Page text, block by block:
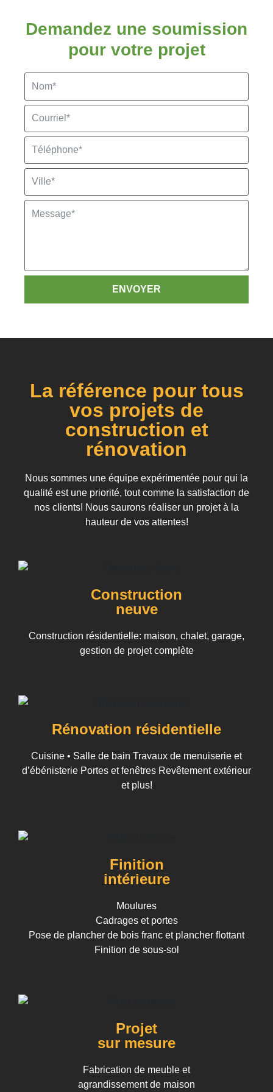
Demandez une soumission
pour votre projet
ENVOYER
La référence pour tous
vos projets de
construction et
rénovation
Nous sommes une équipe expérimentée pour qui la
qualité est une priorité, tout comme la satisfaction de
nos clients! Nous saurons réaliser un projet à la
hauteur de vos attentes!
Construction
neuve
Construction résidentielle: maison, chalet, garage,
gestion de projet complète
Rénovation résidentielle
Cuisine • Salle de bain Travaux de menuiserie et
d’ébénisterie Portes et fenêtres Revêtement extérieur
et plus!
Finition
intérieure
Moulures
Cadrages et portes
Pose de plancher de bois franc et plancher flottant
Finition de sous-sol
Projet
sur mesure
Fabrication de meuble et
agrandissement de maison